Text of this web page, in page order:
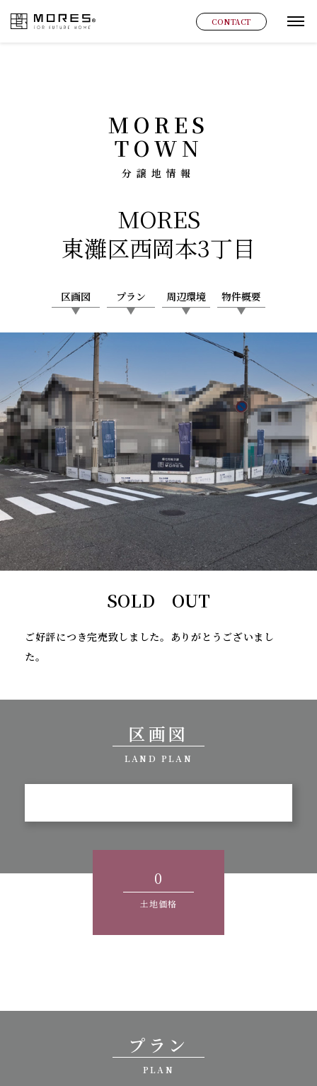
MORES CONTACT グ
MORES
TOWN
分譲地情報
MORES
東灘区西岡本3丁目
区画図 プラン 周辺環境 物件概要
SOLD OUT
ご好評につき完売致しました。ありがとうございまし
た。
区画図
LAND PLAN
0
土地価格
プラン
PLAN